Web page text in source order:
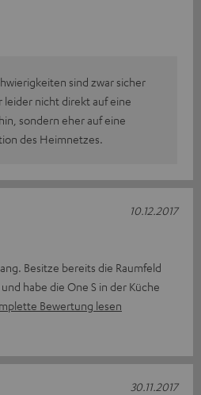
sind zwar sicher
leider nicht direkt auf eine
sondern eher auf eine
des Heimnetzes.
Besitze bereits die Raumfeld
habe die One S in der Küche
Bewertung lesen
10.12.2017
30.11.2017